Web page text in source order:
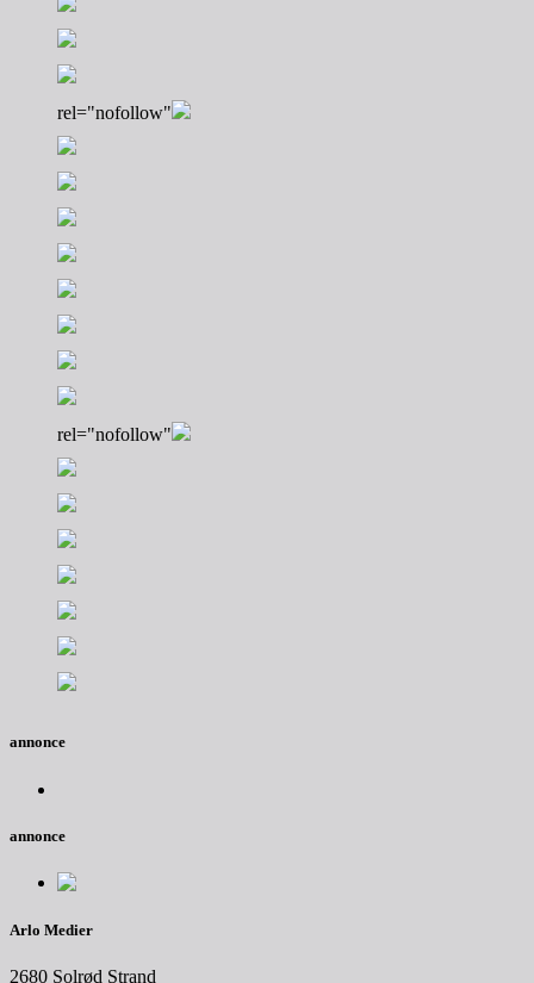
rel="nofollow"
rel="nofollow"
annonce
annonce
Arlo Medier
2680 Solrød Strand